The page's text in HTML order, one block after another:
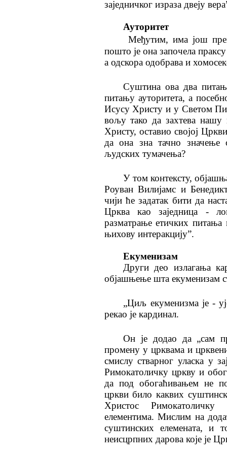
заједничког израза двеју
Ауторитет
Међутим, има још
пошто је она започела
а одскора одобрава и
Суштина ова два
питању ауторитета, а
Исусу Христу и у Светом
вољу тако да захтева
Христу, оставио својој
да она зна тачно значење
људских тумачења?
У том контексту,
Роуван Вилијамс и
чији ће задатак бити да
Црква као заједница -
разматрање етичких питања
њихову интеракцију”.
Екуменизам
Други део излагања
објашњење шта екуменизам
„Циљ екуменизма је -
рекао је кардинал.
Он је додао да „сам
промену у црквама и
смислу стварног уласка у
Римокатоличку цркву и
да под обогаћивањем не
цркви било каквих
Христoс
елементима. Мислим на
суштинских елемената, и
неисцрпних дарова које је